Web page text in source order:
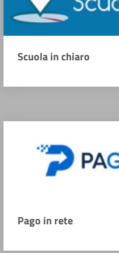
Scuola in chiaro
Pago in rete